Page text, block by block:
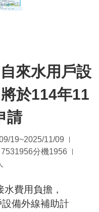
來水用戶設
於114年11
請
19~2025/11/09 |
分機1956 |
費用負擔，
備外線補助計